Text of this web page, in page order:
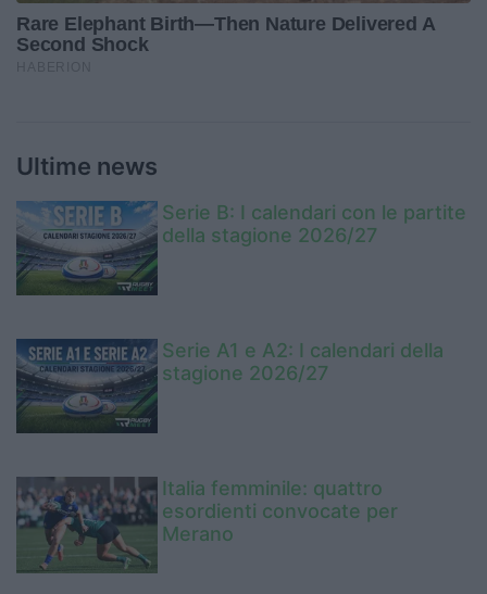
Ultime news
Serie B: I calendari con le partite
della stagione 2026/27
Serie A1 e A2: I calendari della
stagione 2026/27
Italia femminile: quattro
esordienti convocate per
Merano